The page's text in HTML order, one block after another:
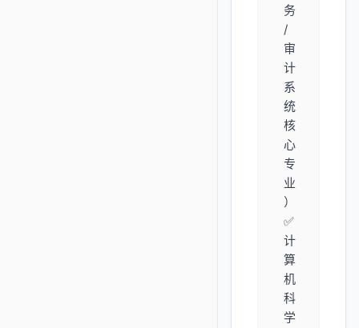
务
/
审
计
系
统
核
心
专
业
）
✅
计
算
机
科
学